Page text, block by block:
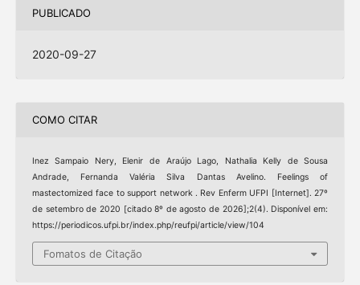
PUBLICADO
2020-09-27
COMO CITAR
Inez Sampaio Nery, Elenir de Araújo Lago, Nathalia Kelly de Sousa
Andrade, Fernanda Valéria Silva Dantas Avelino. Feelings of
mastectomized face to support network . Rev Enferm UFPI [Internet]. 27º
de setembro de 2020 [citado 8º de agosto de 2026];2(4). Disponível em:
https://periodicos.ufpi.br/index.php/reufpi/article/view/104
Fomatos de Citação